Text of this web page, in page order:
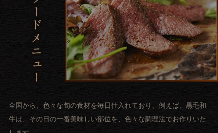
全国から、色々な旬の食材を毎日仕入れており、例えば、黒毛和
牛は、その日の一番美味しい部位を、色々な調理法でお作りいた